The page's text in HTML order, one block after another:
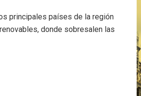
principales países de la región
donde sobresalen las